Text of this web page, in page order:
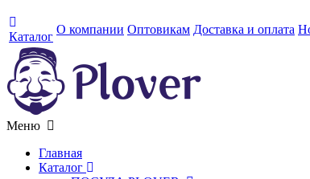
Каталог
О компании Оптовикам Доставка и оплата
Меню
Главная
Каталог